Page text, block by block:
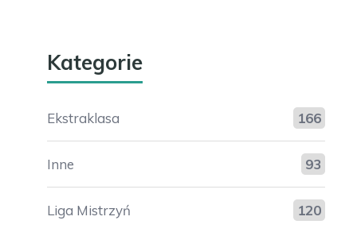
Kategorie
Ekstraklasa 166
Inne 93
Liga Mistrzyń 120